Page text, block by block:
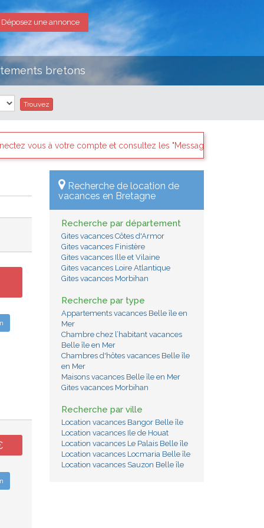
une annonce
bretons
les "Messages des internautes pressés" il y a sans doute des
Recherche de location de
vacances en Bretagne
Recherche par département
Gites vacances Côtes d'Armor
Gites vacances Finistère
Gites vacances Ille et Vilaine
Gites vacances Loire Atlantique
Gites vacances Morbihan
Recherche par type
Appartements vacances Belle île en
Mer
Chambre chez l’habitant vacances
Belle île en Mer
Chambres d'hôtes vacances Belle île
en Mer
Maisons vacances Belle île en Mer
Gites vacances Morbihan
Recherche par ville
Location vacances Bangor Belle île
Location vacances Ile de Houat
Location vacances Le Palais Belle île
Location vacances Locmaria Belle île
Location vacances Sauzon Belle île